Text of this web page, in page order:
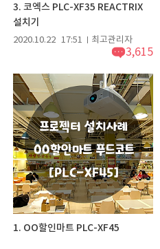
3. 코엑스 PLC-XF35 REACTRIX
설치기
2020.10.22 17:51 최고관리자
3,615
1. OO할인마트 PLC-XF45